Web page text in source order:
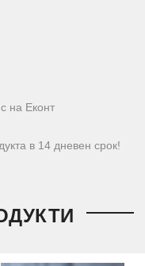
на Еконт
в 14 дневен срок!